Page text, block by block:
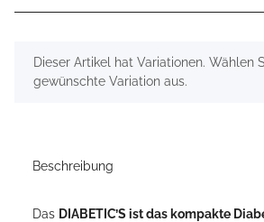
xDieser Artikel hat Variationen. Wählen
gewünschte Variation aus.
Beschreibung
Das DIABETIC’S ist das kompakte